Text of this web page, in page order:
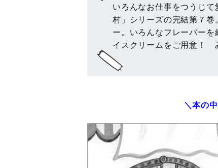
いろんなお仕事をつうじ
村」シリーズの完結第７
ー。いろんなフレーバー
イスクリームをご用意！
＼本の